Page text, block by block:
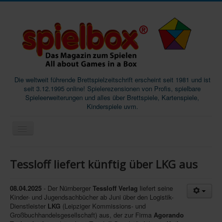
Die weltweit führende Brettspielzeitschrift erscheint seit 1981 und ist
seit 3.12.1995 online! Spielerezensionen von Profis, spielbare
Spieleerweiterungen und alles über Brettspiele, Kartenspiele,
Kinderspiele uvm.
Magazine
Abos/Subscriptions
Podcast
Tessloff liefert künftig über LKG aus
08.04.2025 - Der Nürnberger Tessloff Verlag liefert seine
Kinder- und Jugendsachbücher ab Juni über den Logistik-
Dienstleister LKG (Leipziger Kommissions- und
Großbuchhandelsgesellschaft) aus, der zur Firma Agorando